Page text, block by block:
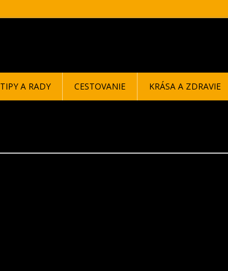
TIPY A RADY CESTOVANIE KRÁSA A ZDRAVIE